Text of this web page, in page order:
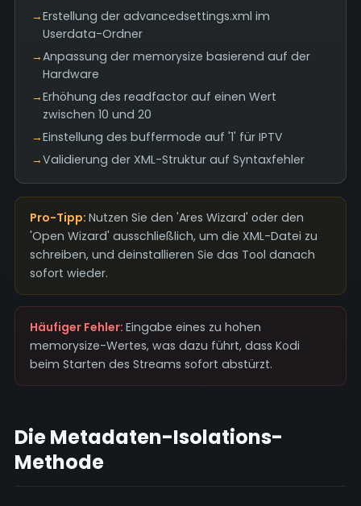
→Erstellung der advancedsettings.xml im
Userdata-Ordner
→Anpassung der memorysize basierend auf der
Hardware
→Erhöhung des readfactor auf einen Wert
zwischen 10 und 20
→Einstellung des buffermode auf '1' für IPTV
→Validierung der XML-Struktur auf Syntaxfehler
Pro-Tipp: Nutzen Sie den 'Ares Wizard' oder den
'Open Wizard' ausschließlich, um die XML-Datei zu
schreiben, und deinstallieren Sie das Tool danach
sofort wieder.
Häufiger Fehler: Eingabe eines zu hohen
memorysize-Wertes, was dazu führt, dass Kodi
beim Starten des Streams sofort abstürzt.
Die Metadaten-Isolations-
Methode